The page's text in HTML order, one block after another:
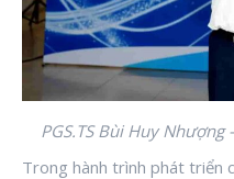
PGS.TS Bùi Huy
Trong hành trình phát triển